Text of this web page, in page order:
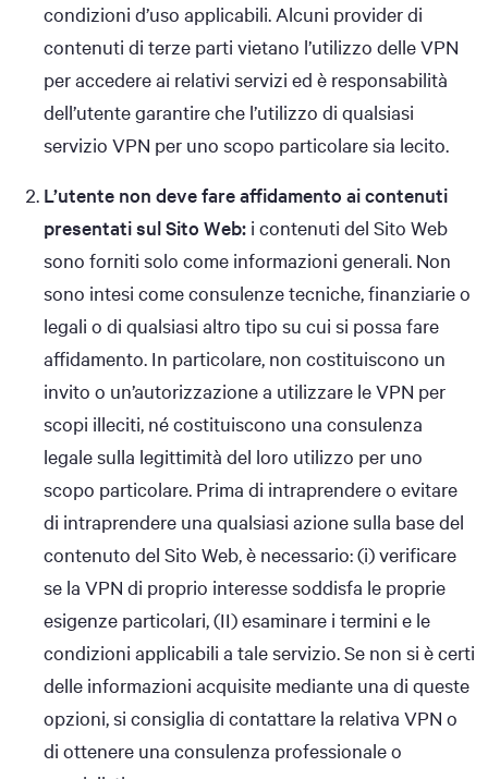
condizioni d’uso applicabili. Alcuni provider di
contenuti di terze parti vietano l’utilizzo delle VPN
per accedere ai relativi servizi ed è responsabilità
dell’utente garantire che l’utilizzo di qualsiasi
servizio VPN per uno scopo particolare sia lecito.
L’utente non deve fare affidamento ai contenuti
presentati sul Sito Web: i contenuti del Sito Web
sono forniti solo come informazioni generali. Non
sono intesi come consulenze tecniche, finanziarie o
legali o di qualsiasi altro tipo su cui si possa fare
affidamento. In particolare, non costituiscono un
invito o un’autorizzazione a utilizzare le VPN per
scopi illeciti, né costituiscono una consulenza
legale sulla legittimità del loro utilizzo per uno
scopo particolare. Prima di intraprendere o evitare
di intraprendere una qualsiasi azione sulla base del
contenuto del Sito Web, è necessario: (i) verificare
se la VPN di proprio interesse soddisfa le proprie
esigenze particolari, (II) esaminare i termini e le
condizioni applicabili a tale servizio. Se non si è certi
delle informazioni acquisite mediante una di queste
opzioni, si consiglia di contattare la relativa VPN o
di ottenere una consulenza professionale o